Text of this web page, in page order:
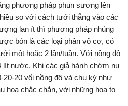
phương pháp phun sương lên
so với cách tưới thẳng vào các
lan ít thì phương pháp nhúng
bón là các loại phân vô cơ, có
một hoặc 2 lần/tuần. Với nồng độ
lít nước. Khi các giả hành chớm nụ
20-20 vối nồng độ và chu kỳ như
hoa chắc chắn, với những hoa to